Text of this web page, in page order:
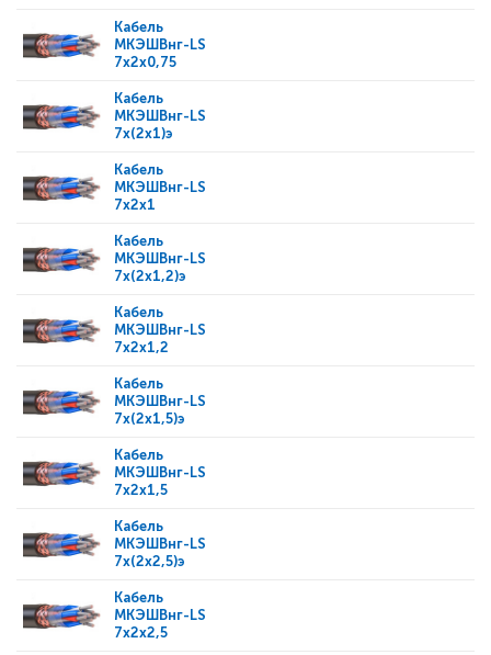
Кабель
МКЭШВнг-LS
7x2x0,75
Кабель
МКЭШВнг-LS
7x(2x1)э
Кабель
МКЭШВнг-LS
7x2x1
Кабель
МКЭШВнг-LS
7x(2x1,2)э
Кабель
МКЭШВнг-LS
7x2x1,2
Кабель
МКЭШВнг-LS
7x(2x1,5)э
Кабель
МКЭШВнг-LS
7x2x1,5
Кабель
МКЭШВнг-LS
7x(2x2,5)э
Кабель
МКЭШВнг-LS
7x2x2,5